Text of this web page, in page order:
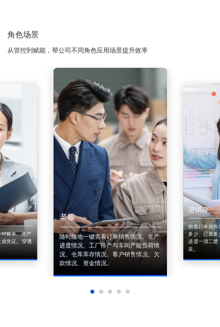
角色场景
从管控到赋能，帮公司不同角色应用场景提升效率
账单、资产
凭证。'穿透
老板
随时随地一键查看订单销售情况、生产
进度情况、工厂排产与车间产能负荷情
况、仓库库存情况、客户销售情况、欠
款情况、资金情况。
进销存
销售订单操作
多少、已发多
进度一清二楚
采。